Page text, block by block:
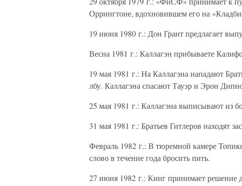
Оррингтоне, вдохновившем его на
19 июня 1980 г.: Дон Грант предлагает
Весна 1981 г.: Каллагэн прибываете
19 мая 1981 г.: На Каллагэна нападают
лбу. Каллагэна спасают Тауэр и Эрон
25 мая 1981 г.: Каллагэна выписывают из
31 мая 1981 г.: Братьев Гитлеров находят
Февраль 1982 г.: В тюремной камере
слово в течение года бросить пить.
27 июня 1982 г.: Кинг принимает решение